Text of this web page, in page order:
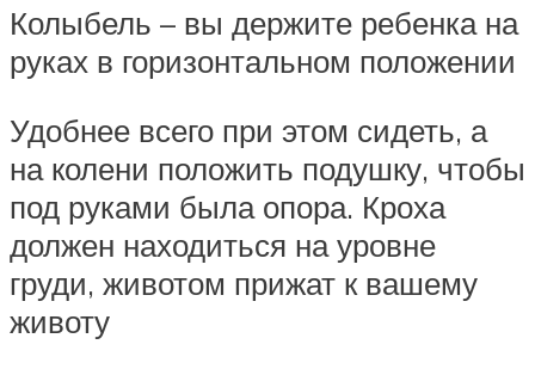
Колыбель – вы держите ребенка на
руках в горизонтальном положении
Удобнее всего при этом сидеть, а
на колени положить подушку, чтобы
под руками была опора. Кроха
должен находиться на уровне
груди, животом прижат к вашему
животу